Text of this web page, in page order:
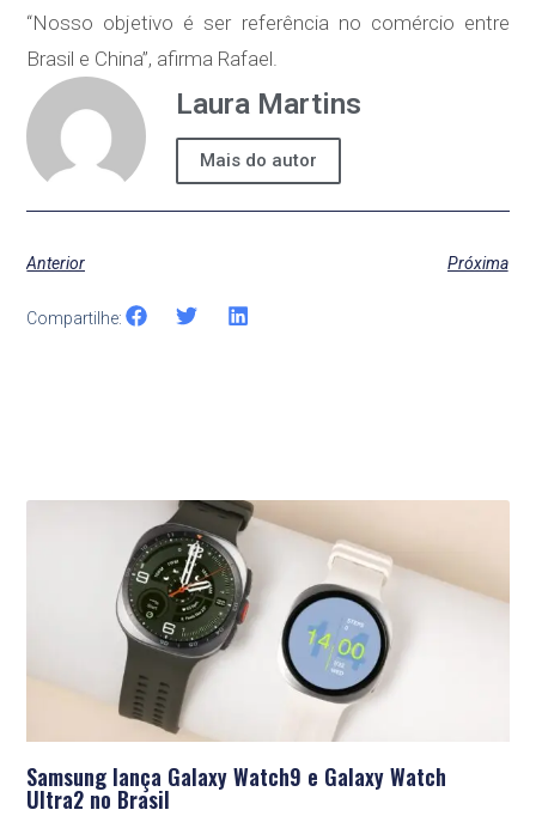
“Nosso objetivo é ser referência no comércio entre
Brasil e China”, afirma Rafael.
Laura Martins
Mais do autor
Anterior Próxima
Compartilhe:
Últimas Notícias
Samsung lança Galaxy Watch9 e Galaxy Watch
Ultra2 no Brasil